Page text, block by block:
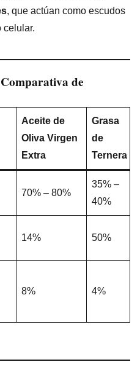
, que actúan como escudos
celular.
de
Aceite de
Oliva Virgen
Extra
Grasa
de
Ternera
70% – 80%
35% –
40%
14% 50%
8% 4%